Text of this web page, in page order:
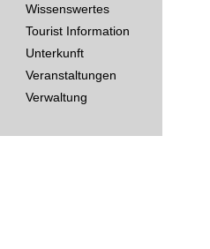
Wissenswertes
Tourist Information
Unterkunft
Veranstaltungen
Verwaltung